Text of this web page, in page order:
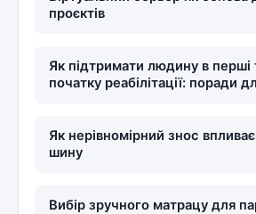
проєктів
Як підтримати людину в перші
початку реабілітації: поради
Як нерівномірний знос
шину
Вибір зручного матрацу для